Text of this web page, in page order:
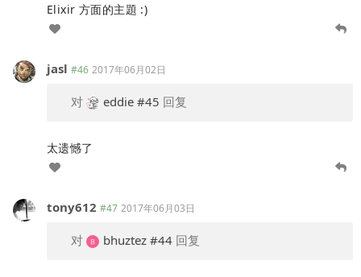
Elixir 方面的主題 :)
jasl #46 2017年06月02日
对 eddie #45 回复
太遗憾了
tony612 #47 2017年06月03日
对 bhuztez #44 回复